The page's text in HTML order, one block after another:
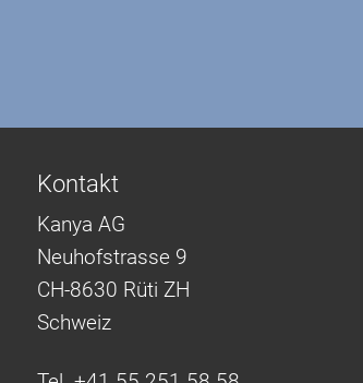
Kontakt
Kanya AG
Neuhofstrasse 9
CH-8630 Rüti ZH
Schweiz